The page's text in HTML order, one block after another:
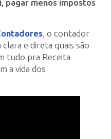
pagar menos impostos
, o contador
e direta quais são
tudo pra Receita
a vida dos